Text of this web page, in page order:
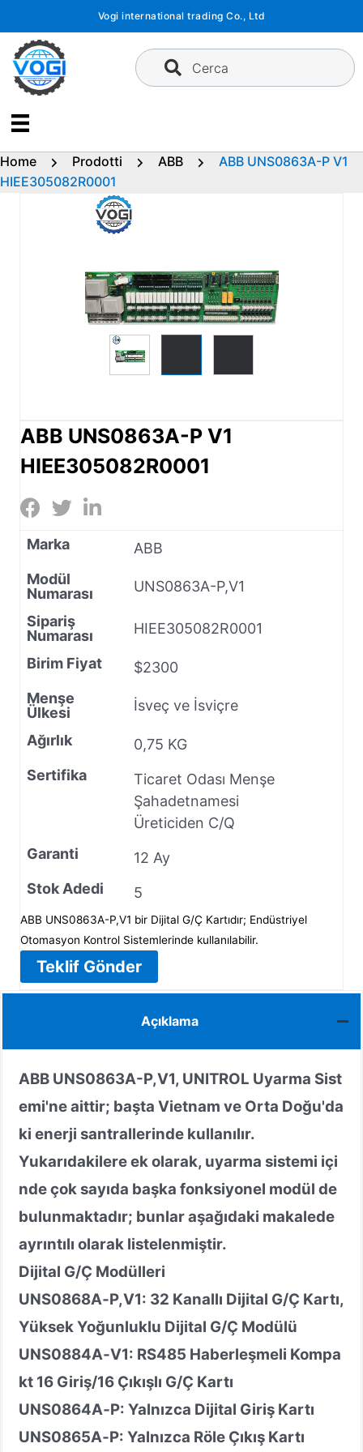
contenuto
Vogi international trading Co., Ltd
Cerca
Home Prodotti ABB
ABB UNS0863A-P V1
HIEE305082R0001
ABB UNS0863A-P V1
HIEE305082R0001
Marka
ABB
Modül
Numarası
UNS0863A-P,V1
Sipariş
Numarası
HIEE305082R0001
Birim Fiyat
$2300
Menşe
Ülkesi
İsveç ve İsviçre
Ağırlık
0,75 KG
Sertifika
Ticaret Odası Menşe
Şahadetnamesi
Üreticiden C/Q
Garanti
12 Ay
Stok Adedi
5
ABB UNS0863A-P,V1 bir Dijital G/Ç Kartıdır; Endüstriyel
Otomasyon Kontrol Sistemlerinde kullanılabilir.
Teklif Gönder
Açıklama
ABB UNS0863A-P,V1, UNITROL Uyarma Sist
emi'ne aittir; başta Vietnam ve Orta Doğu'da
ki enerji santrallerinde kullanılır.
Yukarıdakilere ek olarak, uyarma sistemi içi
nde çok sayıda başka fonksiyonel modül de
bulunmaktadır; bunlar aşağıdaki makalede
ayrıntılı olarak listelenmiştir.
Dijital G/Ç Modülleri
UNS0868A‑P,V1: 32 Kanallı Dijital G/Ç Kartı,
Yüksek Yoğunluklu Dijital G/Ç Modülü
UNS0884A‑V1: RS485 Haberleşmeli Kompa
kt 16 Giriş/16 Çıkışlı G/Ç Kartı
UNS0864A‑P: Yalnızca Dijital Giriş Kartı
UNS0865A‑P: Yalnızca Röle Çıkış Kartı